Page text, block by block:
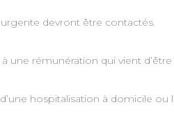
devront être contactés.
une rémunération qui vient d’être
hospitalisation à domicile